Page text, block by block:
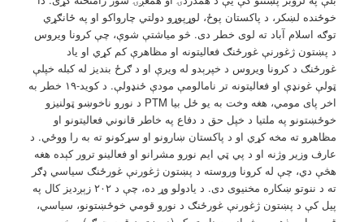
خوځنده لښکر، د پاکستان پوځ، لوړپوړو دولتي چارواکو او په ځانګړي
توګه اسلام آباد ته لوی خطر دی. څو میاشتې شوې، چې کرونا ویروس
د پښتون ژغورنې غورځنګ فعالیتونه او مظاهرې کم کړي او یاد
غورځنګ د کرونا ویروس د خپرېدو له ویرې او د ګرځ بندیز له کبله خپلې
ټولې غونډې او فعالیتونه تر نامالومې مودې ځنډولې. د کوید-۱۹ خطر به
اخر پای مومي، هغه وخت به یو ځل بیا PTM د نورو ناخوښو ټولنیزو
خوځښتونو په ملتیا د خپل حق د دفاع په خاطر قانوني فعالیتونو او
مظاهرو ته مخه کړي او د پاکستان ښارونو او سړکونو ته به را ووځي. د
عارف وزیر وژنه او د پي ټي ايم نورو مشرانو او فعالینو ترور کېده هغه
هڅې دي، چې له کرونا وروسته د پښتون ژغورنې غورځنګ سیاسي ډګر
ته د ننوتو ښکاره مخنیوی دی. د یادولو وړ ده، چې د ۲۰۲ زېږدیز کال په
پیل کې د پښتون ژغورنې غورځنګ د نورو قومي خوځښتونو، سیاسي،